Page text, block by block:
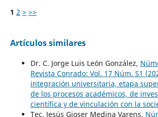
1 2 > >>
Artículos similares
Dr. C. Jorge Luis León González,
Revista Conrado: Vol. 17 Núm. S1
integración universitaria, etapa
de los procesos académicos, de
científica y de vinculación con la
Tec. Jesús Gioser Medina Varens,